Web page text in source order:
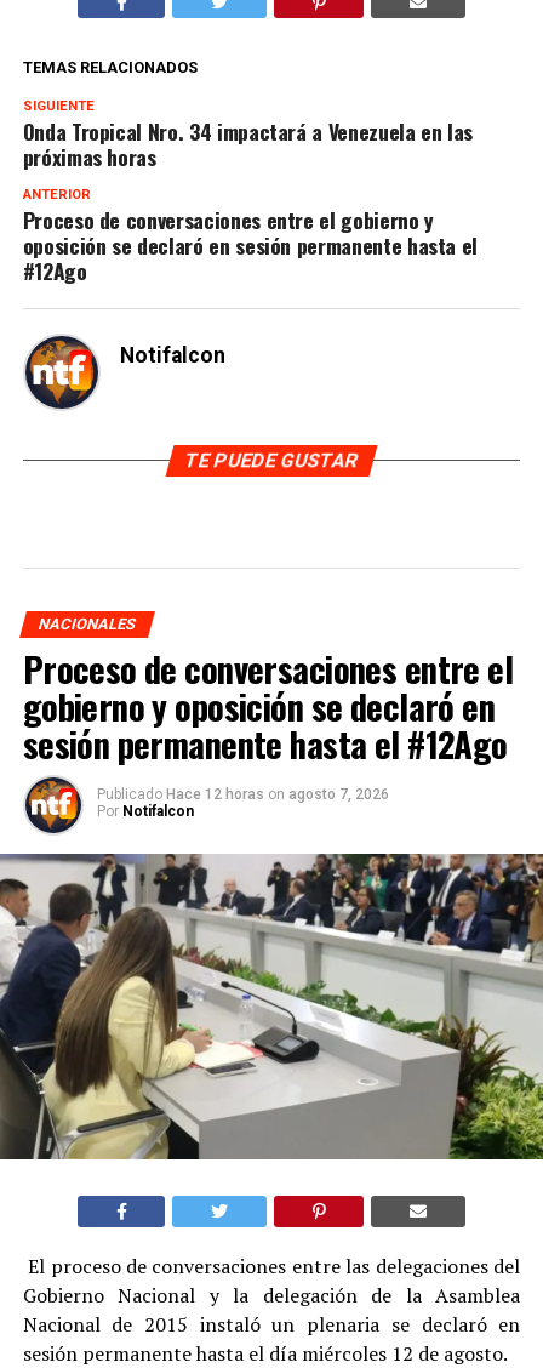
TEMAS RELACIONADOS
SIGUIENTE
Onda Tropical Nro. 34 impactará a Venezuela en las
próximas horas
ANTERIOR
Proceso de conversaciones entre el gobierno y
oposición se declaró en sesión permanente hasta el
#12Ago
Notifalcon
TE PUEDE GUSTAR
NACIONALES
Proceso de conversaciones entre el
gobierno y oposición se declaró en
sesión permanente hasta el #12Ago
Publicado Hace 12 horas on agosto 7, 2026
Por Notifalcon
El proceso de conversaciones entre las delegaciones del
Gobierno Nacional y la delegación de la Asamblea
Nacional de 2015 instaló un plenaria se declaró en
sesión permanente hasta el día miércoles 12 de agosto.